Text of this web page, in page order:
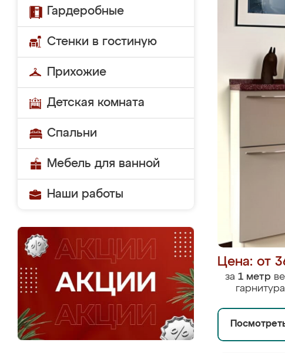
Гардеробные
Стенки в гостиную
Прихожие
Детская комната
Спальни
Мебель для ванной
Наши работы
Цена: от
за 1 метр